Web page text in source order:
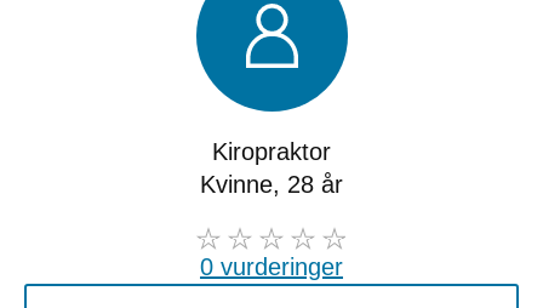
Kiropraktor
Kvinne, 28 år
0 vurderinger